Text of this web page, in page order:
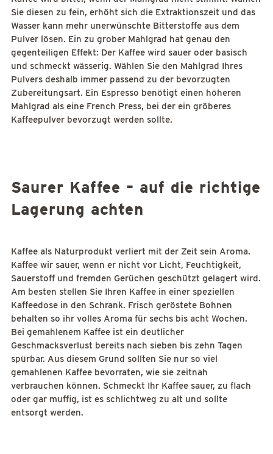
Sie diesen zu fein, erhöht sich die Extraktionszeit und das
Wasser kann mehr unerwünschte Bitterstoffe aus dem
Pulver lösen. Ein zu grober Mahlgrad hat genau den
gegenteiligen Effekt: Der Kaffee wird sauer oder basisch
und schmeckt wässerig. Wählen Sie den Mahlgrad Ihres
Pulvers deshalb immer passend zu der bevorzugten
Zubereitungsart. Ein Espresso benötigt einen höheren
Mahlgrad als eine French Press, bei der ein gröberes
Kaffeepulver bevorzugt werden sollte.
Saurer Kaffee – auf die richtige
Lagerung achten
Kaffee als Naturprodukt verliert mit der Zeit sein Aroma.
Kaffee wir sauer, wenn er nicht vor Licht, Feuchtigkeit,
Sauerstoff und fremden Gerüchen geschützt gelagert wird.
Am besten stellen Sie Ihren Kaffee in einer speziellen
Kaffeedose in den Schrank. Frisch geröstete Bohnen
behalten so ihr volles Aroma für sechs bis acht Wochen.
Bei gemahlenem Kaffee ist ein deutlicher
Geschmacksverlust bereits nach sieben bis zehn Tagen
spürbar. Aus diesem Grund sollten Sie nur so viel
gemahlenen Kaffee bevorraten, wie sie zeitnah
verbrauchen können. Schmeckt Ihr Kaffee sauer, zu flach
oder gar muffig, ist es schlichtweg zu alt und sollte
entsorgt werden.